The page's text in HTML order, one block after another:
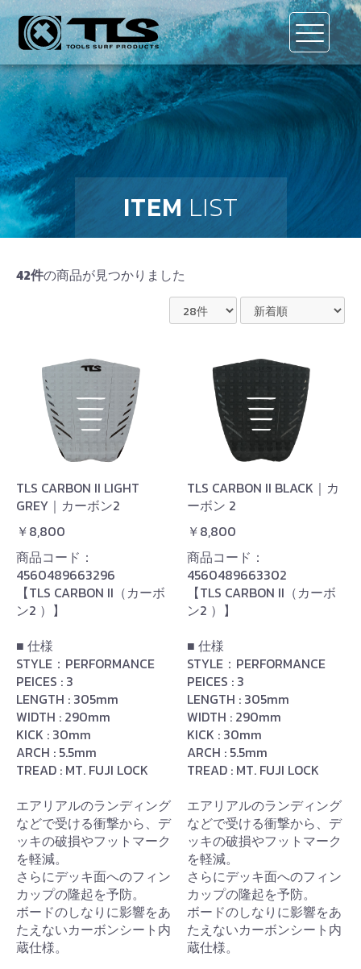
ITEM LIST
42件の商品が見つかりました
TLS CARBON II LIGHT
GREY｜カーボン2
￥8,800
商品コード：
4560489663296
【TLS CARBON II（カーボ
ン2 ）】
■ 仕様
STYLE：PERFORMANCE
PEICES : 3
LENGTH : 305mm
WIDTH : 290mm
KICK : 30mm
ARCH : 5.5mm
TREAD : MT. FUJI LOCK
エアリアルのランディング
などで受ける衝撃から、デ
ッキの破損やフットマーク
を軽減。
さらにデッキ面へのフィン
カップの隆起を予防。
ボードのしなりに影響をあ
たえないカーボンシート内
蔵仕様。
TLS CARBON II BLACK｜カ
ーボン 2
￥8,800
商品コード：
4560489663302
【TLS CARBON II（カーボ
ン2 ）】
■ 仕様
STYLE：PERFORMANCE
PEICES : 3
LENGTH : 305mm
WIDTH : 290mm
KICK : 30mm
ARCH : 5.5mm
TREAD : MT. FUJI LOCK
エアリアルのランディング
などで受ける衝撃から、デ
ッキの破損やフットマーク
を軽減。
さらにデッキ面へのフィン
カップの隆起を予防。
ボードのしなりに影響をあ
たえないカーボンシート内
蔵仕様。